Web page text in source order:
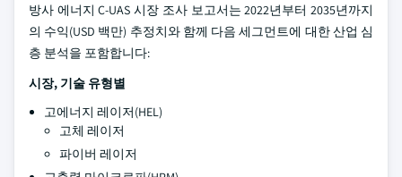
방사 에너지 C-UAS 시장 조사 보고서는 2022년부터 2035년까지
의 수익(USD 백만) 추정치와 함께 다음 세그먼트에 대한 산업 심
층 분석을 포함합니다:
시장, 기술 유형별
고에너지 레이저(HEL)
고체 레이저
파이버 레이저